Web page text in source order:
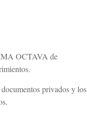
OCTAVA de
privados y los